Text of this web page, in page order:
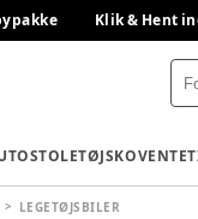
Klik & Hent
TØJSKO
LEGETØJSBILER